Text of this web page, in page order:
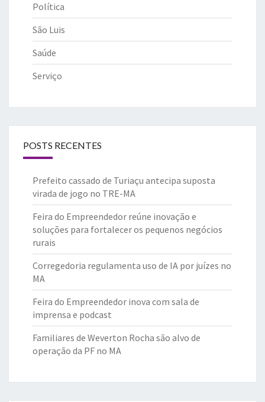
Política
São Luis
Saúde
Serviço
POSTS RECENTES
Prefeito cassado de Turiaçu antecipa suposta
virada de jogo no TRE-MA
Feira do Empreendedor reúne inovação e
soluções para fortalecer os pequenos negócios
rurais
Corregedoria regulamenta uso de IA por juízes no
MA
Feira do Empreendedor inova com sala de
imprensa e podcast
Familiares de Weverton Rocha são alvo de
operação da PF no MA